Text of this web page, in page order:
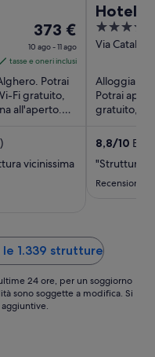
Il
prezzo
è
373 €
a
notte
10
373 €
10 ago - 11 ago
tasse e oneri inclusi
Potrai
Fi gratuito,
all'aperto.
vicinissima
Hotel
4
out
5
Via
Alloggia in
Potrai
gratuito, 2
8,8/10
"Struttura
Recensione
1.339 strutture
24 ore, per un soggiorno
sono soggette a modifica. Si